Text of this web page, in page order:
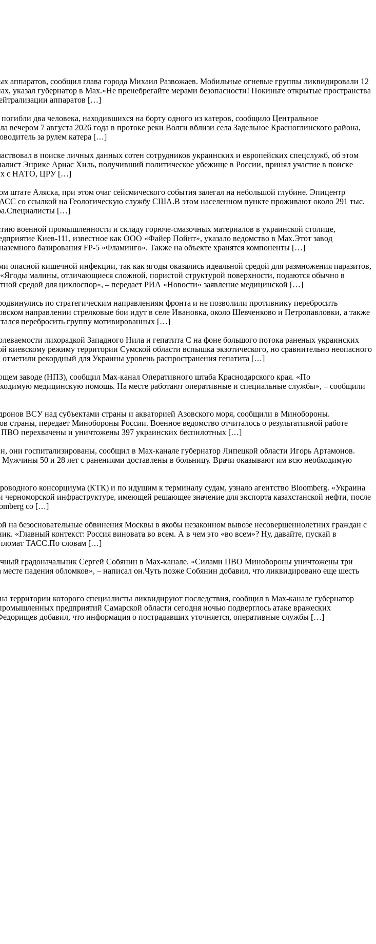
аппаратов, сообщил глава города Михаил Развожаев. Мобильные огневые группы ликвидировали 12
указал губернатор в Max.«Не пренебрегайте мерами безопасности! Покиньте открытые пространства
аппаратов […]
два человека, находившихся на борту одного из катеров, сообщило Центральное
7 августа 2026 года в протоке реки Волги вблизи села Задельное Красноглинского района,
за рулем катера […]
в поиске личных данных сотен сотрудников украинских и европейских спецслужб, об этом
Энрике Ариас Хиль, получивший политическое убежище в России, принял участие в поиске
с НАТО, ЦРУ […]
Аляска, при этом очаг сейсмического события залегал на небольшой глубине. Эпицентр
со ссылкой на Геологическую службу США.В этом населенном пункте проживают около 291 тыс.
[…]
военной промышленности и складу горюче-смазочных материалов в украинской столице,
Киев-111, известное как ООО «Файер Пойнт», указало ведомство в Max.Этот завод
базирования FP-5 «Фламинго». Также на объекте хранятся компоненты […]
кишечной инфекции, так как ягоды оказались идеальной средой для размножения паразитов,
малины, отличающиеся сложной, пористой структурой поверхности, подаются обычно в
средой для циклоспор», – передает РИА «Новости» заявление медицинской […]
по стратегическим направлениям фронта и не позволили противнику перебросить
направлении стрелковые бои идут в селе Ивановка, около Шевченково и Петропавловки, а также
перебросить группу мотивированных […]
лихорадкой Западного Нила и гепатита С на фоне большого потока раненых украинских
режиму территории Сумской области вспышка экзотического, но сравнительно неопасного
рекордный для Украины уровень распространения гепатита […]
заводе (НПЗ), сообщил Max-канал Оперативного штаба Краснодарского края. «По
медицинскую помощь. На месте работают оперативные и специальные службы», – сообщили
ВСУ над субъектами страны и акваторией Азовского моря, сообщили в Минобороны.
страны, передает Минобороны России. Военное ведомство отчиталось о результативной работе
перехвачены и уничтожены 397 украинских беспилотных […]
они госпитализированы, сообщил в Max-канале губернатор Липецкой области Игорь Артамонов.
Мужчины 50 и 28 лет с ранениями доставлены в больницу. Врачи оказывают им всю необходимую
консорциума (КТК) и по идущим к терминалу судам, узнало агентство Bloomberg. «Украина
инфраструктуре, имеющей решающее значение для экспорта казахстанской нефти, после
со […]
безосновательные обвинения Москвы в якобы незаконном вывозе несовершеннолетних граждан с
контекст: Россия виновата во всем. А в чем это «во всем»? Ну, давайте, пускай в
ТАСС.По словам […]
градоначальник Сергей Собянин в Max-канале. «Силами ПВО Минобороны уничтожены три
падения обломков», – написал он.Чуть позже Собянин добавил, что ликвидировано еще шесть
которого специалисты ликвидируют последствия, сообщил в Max-канале губернатор
предприятий Самарской области сегодня ночью подверглось атаке вражеских
добавил, что информация о пострадавших уточняется, оперативные службы […]